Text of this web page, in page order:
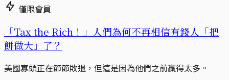
僅限會員
「Tax the Rich！」人們為何不再相信有錢人「把
餅做大」了？
美國寡頭正在節節敗退，但這是因為他們之前贏得太多。